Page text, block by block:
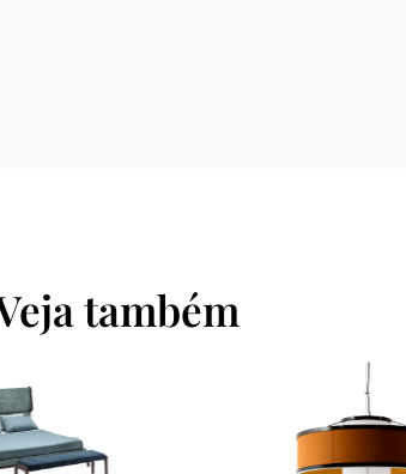
também